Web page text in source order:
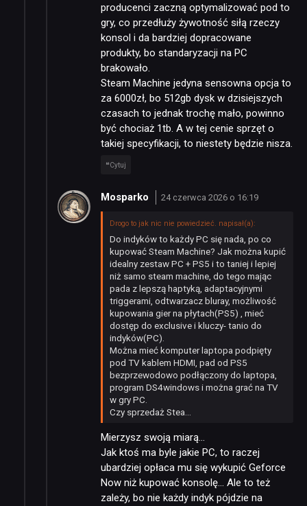
producenci zaczną optymalizować pod to
gry, co przedłuży żywotność siłą rzeczy
konsol i da bardziej dopracowane
produkty, bo standaryzacji na PC
brakowało.
Steam Machine jedyna sensowna opcja to
za 6000zł, bo 512gb dysk w dzisiejszych
czasach to jednak trochę mało, powinno
być chociaż 1tb. A w tej cenie sprzęt o
takiej specyfikacji, to niestety będzie nisza.
Cytuj
Mosparko 24 czerwca 2026 o 16:19
Drogo to jak nic nie powiedzieć. napisał(a):
Do indyków to każdy PC się nada, po co
kupować Steam Machine? Jak można kupić
idealny zestaw PC + PS5 i to taniej i lepiej
niż samo steam machine, do tego mając
pada z lepszą haptyką, adaptacyjnymi
triggerami, odtwarzacz bluray, możliwość
kupowania gier na płytach(PS5) , mieć
dostęp do exclusive i kluczy- tanio do
indyków(PC).
Można mieć komputer laptopa podpięty
pod TV kablem HDMI, pad od PS5
bezprzewodowo podłączony do laptopa,
program DS4windows i można grać na TV
w gry PC.
Czy sprzedaż Stea…
Mierzysz swoją miarą…
Jak ktoś ma byle jakie PC, to raczej
ubardziej opłaca mu się wykupić Geforce
Now niż kupować konsolę… Ale to też
zależy, bo nie każdy indyk pójdzie na